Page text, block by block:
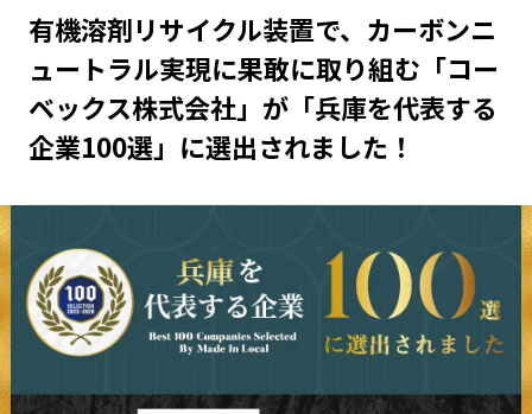
岩手エリア
宮城エリア
秋田エリア
山形エリア
福島エリア
茨城エリア
栃木エリア
群馬エリア
埼玉エリア
千葉エリア
富山エリア
石川エリア
福井エリア
山梨エリア
長野エリア
岐阜エリア
有機溶剤リサイクル装置で、カーボンニ
ュートラル実現に果敢に取り組む「コー
ベックス株式会社」が「兵庫を代表する
企業100選」に選出されました！